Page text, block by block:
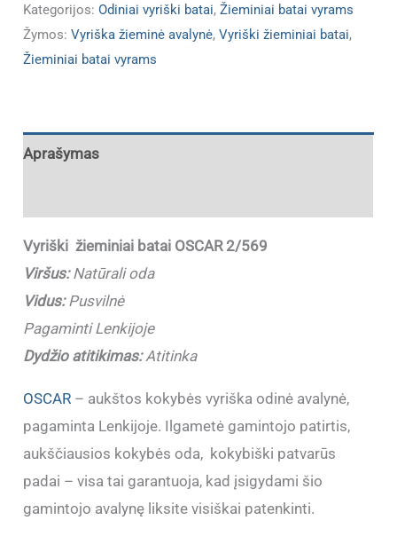
Kategorijos:Odiniai vyriški batai,Žieminiai batai vyrams
Žymos:Vyriška žieminė avalynė,Vyriški žieminiai batai,
Žieminiai batai vyrams
Aprašymas
Vyriški žieminiai batai OSCAR 2/569
Viršus:Natūrali oda
Vidus:Pusvilnė
Pagaminti Lenkijoje
Dydžio atitikimas:Atitinka
OSCAR – aukštos kokybės vyriška odinė avalynė,
pagaminta Lenkijoje. Ilgametė gamintojo patirtis,
aukščiausios kokybės oda, kokybiški patvarūs
padai – visa tai garantuoja, kad įsigydami šio
gamintojo avalynę liksite visiškai patenkinti.